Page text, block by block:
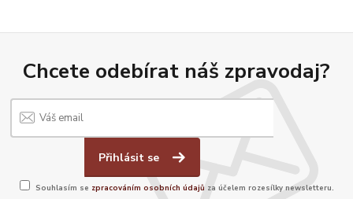
Chcete odebírat náš zpravodaj?
Přihlásit se
Souhlasím se zpracováním osobních údajů za účelem rozesílky newsletteru.